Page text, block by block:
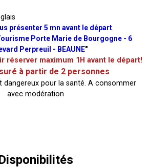
présenter 5 mn avant le départ
Porte Marie de Bourgogne - 6
Perpreuil - BEAUNE"
réserver maximum 1H avant le départ!
à partir de 2 personnes
dangereux pour la santé. A consommer
avec modération